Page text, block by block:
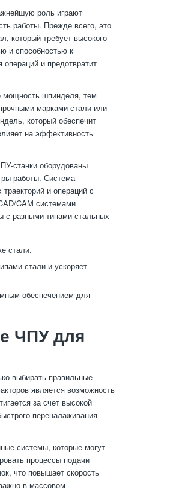
роль играют
работы. Прежде всего, это
который требует высокого
и способностью к
и предотвратит
шпинделя, тем
марками стали или
который обеспечит
на эффективность
станки оборудованы
работы. Система
и операций с
CAM системами
с разными типами стальных
стали.
стали и ускоряет
обеспечением для
ЧПУ для
выбирать правильные
является возможность
за счет высокой
переналаживания
системы, которые могут
процессы подачи
что повышает скорость
в массовом